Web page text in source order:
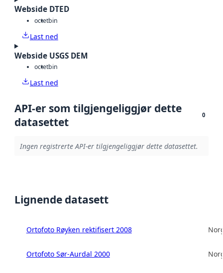
Webside DTED
octetbin
Last ned
Webside USGS DEM
octetbin
Last ned
API-er som tilgjengeliggjør dette
datasettet
0
Ingen registrerte API-er tilgjengeliggjør dette datasettet.
Lignende datasett
Ortofoto Røyken rektifisert 2008
Ortofoto Sør-Aurdal 2000